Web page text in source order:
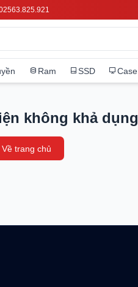
Ram SSD Case
không khả dụng
Về trang chủ